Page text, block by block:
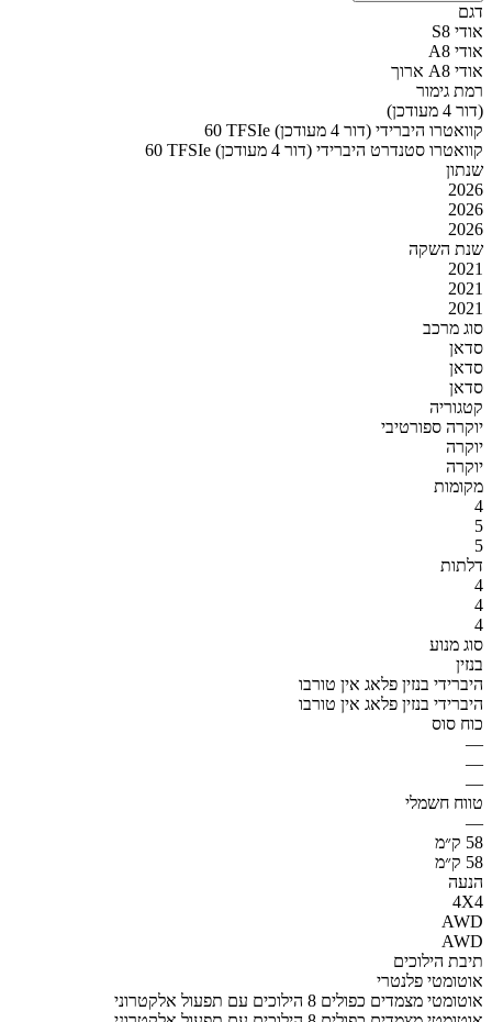
דגם
אודי S8
אודי A8
אודי A8 ארוך
רמת גימור
(דור 4 מעודכן)
60 TFSIe קוואטרו היברידי (דור 4 מעודכן)
60 TFSIe קוואטרו סטנדרט היברידי (דור 4 מעודכן)
שנתון
2026
2026
2026
שנת השקה
2021
2021
2021
סוג מרכב
סדאן
סדאן
סדאן
קטגוריה
יוקרה ספורטיבי
יוקרה
יוקרה
מקומות
4
5
5
דלתות
4
4
4
סוג מנוע
בנזין
היברידי בנזין פלאג אין טורבו
היברידי בנזין פלאג אין טורבו
כוח סוס
—
—
—
טווח חשמלי
—
58 ק״מ
58 ק״מ
הנעה
4X4
AWD
AWD
תיבת הילוכים
אוטומטי פלנטרי
אוטומטי מצמדים כפולים 8 הילוכים עם תפעול אלקטרוני